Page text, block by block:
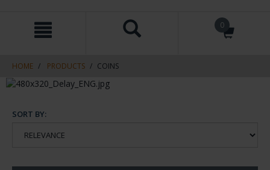
navigation
0
HOME PRODUCTS COINS
SORT BY: